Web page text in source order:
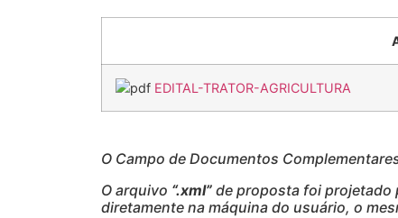
EDITAL-TRATOR-AGRICULTURA
O Campo de Documentos
O arquivo “.xml” de proposta foi projetado
diretamente na máquina do usuário, o